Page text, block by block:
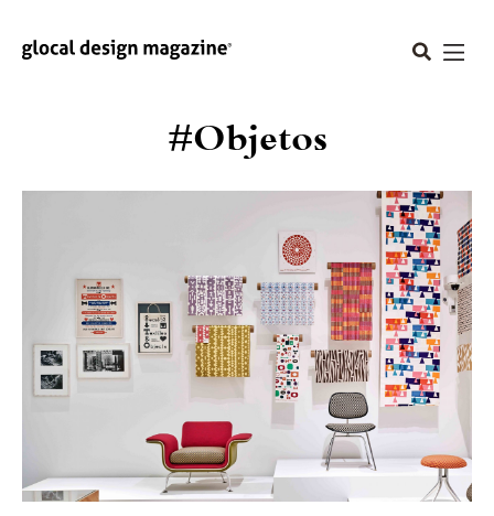
#Objetos